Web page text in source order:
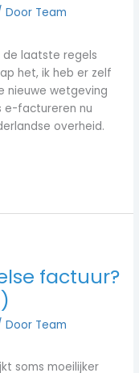
Door Team
laatste regels
het, ik heb er zelf
nieuwe wetgeving
e-factureren nu
overheid.
factuur?
Door Team
soms moeilijker